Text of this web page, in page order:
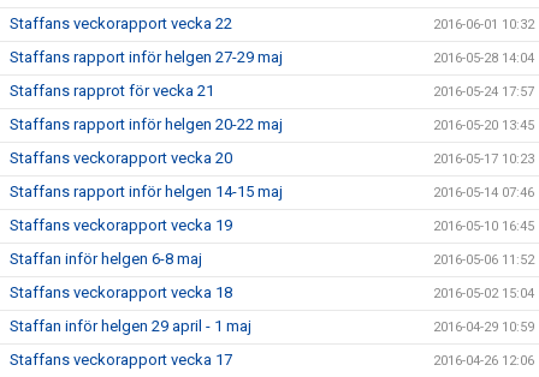
Staffans veckorapport vecka 22 2016-06-01 10:32
Staffans rapport inför helgen 27-29 maj 2016-05-28 14:04
Staffans rapprot för vecka 21 2016-05-24 17:57
Staffans rapport inför helgen 20-22 maj 2016-05-20 13:45
Staffans veckorapport vecka 20 2016-05-17 10:23
Staffans rapport inför helgen 14-15 maj 2016-05-14 07:46
Staffans veckorapport vecka 19 2016-05-10 16:45
Staffan inför helgen 6-8 maj 2016-05-06 11:52
Staffans veckorapport vecka 18 2016-05-02 15:04
Staffan inför helgen 29 april - 1 maj 2016-04-29 10:59
Staffans veckorapport vecka 17 2016-04-26 12:06